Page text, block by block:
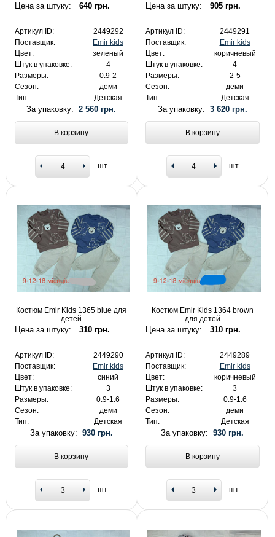
Цена за штуку: 640 грн.
Артикул ID:
2449292
Поставщик:
Emir kids
Цвет:
зеленый
Штук в упаковке:
4
Размеры:
0.9-2
Сезон:
деми
Тип:
Детская
За упаковку: 2 560 грн.
В корзину
шт
Цена за штуку: 905 грн.
Артикул ID:
2449291
Поставщик:
Emir kids
Цвет:
коричневый
Штук в упаковке:
4
Размеры:
2-5
Сезон:
деми
Тип:
Детская
За упаковку: 3 620 грн.
В корзину
шт
Костюм Emir Kids 1365 blue для
детей
Цена за штуку: 310 грн.
Артикул ID:
2449290
Поставщик:
Emir kids
Цвет:
синий
Штук в упаковке:
3
Размеры:
0.9-1.6
Сезон:
деми
Тип:
Детская
За упаковку: 930 грн.
В корзину
шт
Костюм Emir Kids 1364 brown
для детей
Цена за штуку: 310 грн.
Артикул ID:
2449289
Поставщик:
Emir kids
Цвет:
коричневый
Штук в упаковке:
3
Размеры:
0.9-1.6
Сезон:
деми
Тип:
Детская
За упаковку: 930 грн.
В корзину
шт